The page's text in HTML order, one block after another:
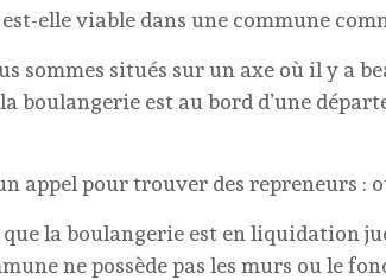
elle viable dans une commune
sommes situés sur un axe où il y a
boulangerie est au bord d’une
appel pour trouver des repreneurs :
que la boulangerie est en liquidation
ne possède pas les murs ou le